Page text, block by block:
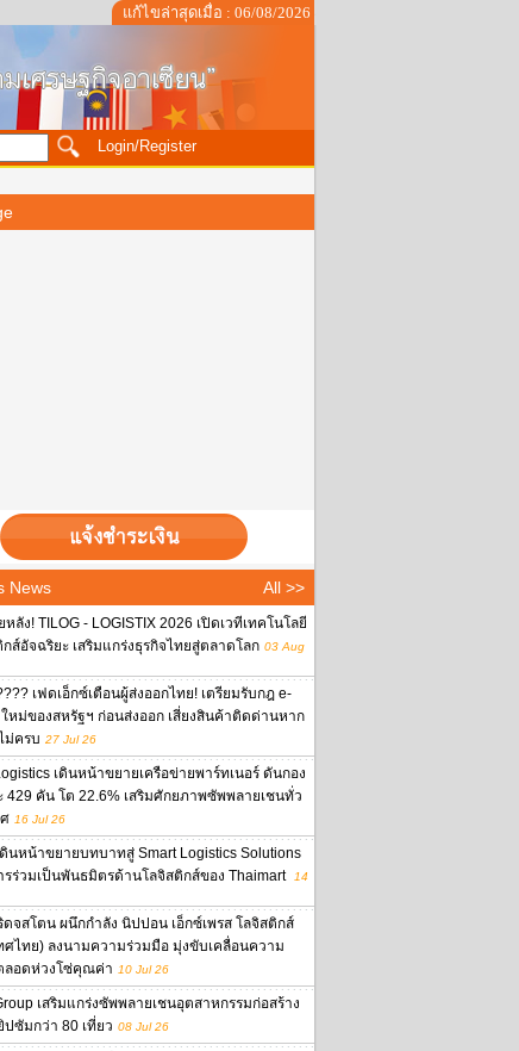
แก้ไขล่าสุดเมื่อ : 06/08/2026
Login/Register
News All >>
ลัง! TILOG - LOGISTIX 2026 เปิดเวทีเทคโนโลยี
ส์อัจฉริยะ เสริมแกร่งธุรกิจไทยสู่ตลาดโลก 03 Aug
เฟดเอ็กซ์เตือนผู้ส่งออกไทย! เตรียมรับกฎ e-
ใหม่ของสหรัฐฯ ก่อนส่งออก เสี่ยงสินค้าติดด่านหาก
ม่ครบ 27 Jul 26
เดินหน้าขยายเครือข่ายพาร์ทเนอร์ ดันกอง
429 คัน โต 22.6% เสริมศักยภาพซัพพลายเชนทั่ว
16 Jul 26
ดินหน้าขยายบทบาทสู่ Smart Logistics Solutions
รร่วมเป็นพันธมิตรด้านโลจิสติกส์ของ Thaimart
14
ดจสโตน ผนึกกำลัง นิปปอน เอ็กซ์เพรส โลจิสติกส์
ศไทย) ลงนามความร่วมมือ มุ่งขับเคลื่อนความ
ลอดห่วงโซ่คุณค่า 10 Jul 26
เสริมแกร่งซัพพลายเชนอุตสาหกรรมก่อสร้าง
ปซัมกว่า 80 เที่ยว 08 Jul 26